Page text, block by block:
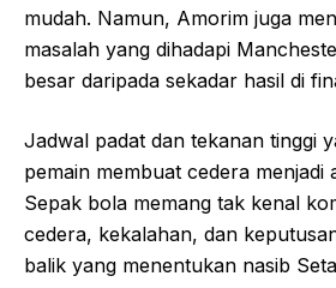
mudah. Namun, Amorim juga
masalah yang dihadapi
besar daripada sekadar hasil di
Jadwal padat dan tekanan tinggi
pemain membuat cedera menjadi
Sepak bola memang tak kenal
cedera, kekalahan, dan
balik yang menentukan nasib